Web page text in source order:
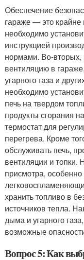
Обеспечение
гараже — это
необходимо
инструкцией
нормами. Во-
вентиляцию в
угарного газа и
необходимо
печь на твердом
продукты сгорания
термостат для
перегрева. Кроме
обслуживать печь,
вентиляции и топки.
присмотра,
хранить топливо в
источников тепла.
дыма и угарного
возможные
Вопрос 5: Как